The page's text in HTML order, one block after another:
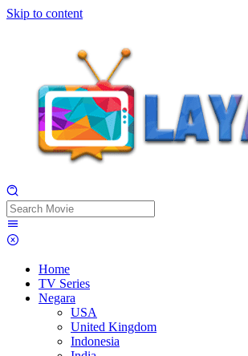
Skip to content
Home
TV Series
Negara
USA
United Kingdom
Indonesia